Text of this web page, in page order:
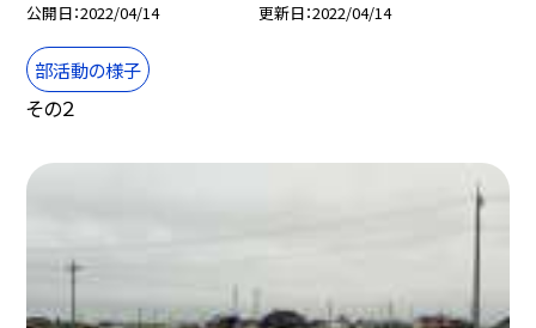
公開日 2022/04/14 更新日 2022/04/14
部活動の様子
その２